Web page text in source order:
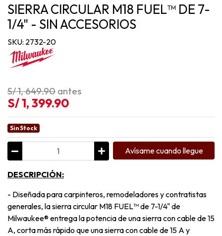
SIERRA CIRCULAR M18 FUEL™ DE 7-
1/4" - SIN ACCESORIOS
SKU: 2732-20
S/ 1, 649.90 antes
S/ 1, 399.90
Sin Stock
Avísame cuando llegue
DESCRIPCIÓN:
- Diseñada para carpinteros, remodeladores y contratistas
generales, la sierra circular M18 FUEL™ de 7-1/4" de
Milwaukee® entrega la potencia de una sierra con cable de 15
A, corta más rápido que una sierra con cable de 15 A y